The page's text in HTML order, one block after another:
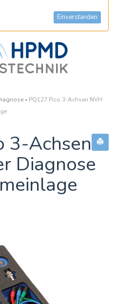
Einverstanden
» PQ127 Pico 3-Achsen NVH
3-Achsen
Diagnose